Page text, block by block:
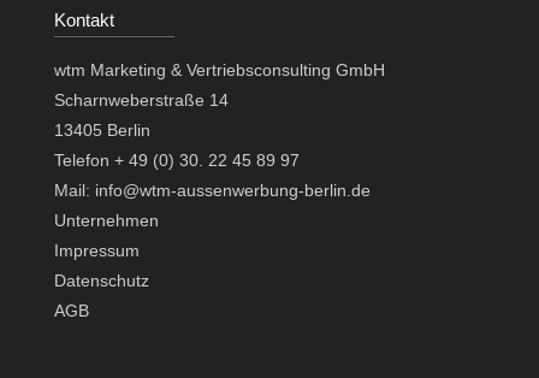
Kontakt
wtm Marketing & Vertriebsconsulting GmbH
Scharnweberstraße 14
13405 Berlin
Telefon + 49 (0) 30. 22 45 89 97
Mail: info@wtm-aussenwerbung-berlin.de
Unternehmen
Impressum
Datenschutz
AGB